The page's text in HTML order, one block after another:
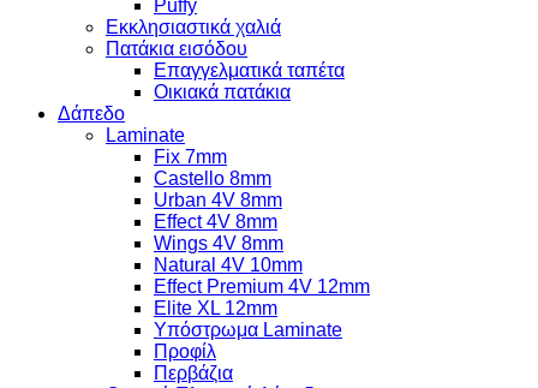
Puffy
Εκκλησιαστικά χαλιά
Πατάκια εισόδου
Επαγγελματικά ταπέτα
Οικιακά πατάκια
Δάπεδο
Laminate
Fix 7mm
Castello 8mm
Urban 4V 8mm
Effect 4V 8mm
Wings 4V 8mm
Natural 4V 10mm
Effect Premium 4V 12mm
Elite XL 12mm
Υπόστρωμα Laminate
Προφίλ
Περβάζια